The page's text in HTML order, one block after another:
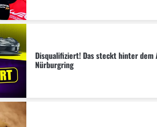
Disqualifiziert! Das steckt hinter dem
Nürburgring